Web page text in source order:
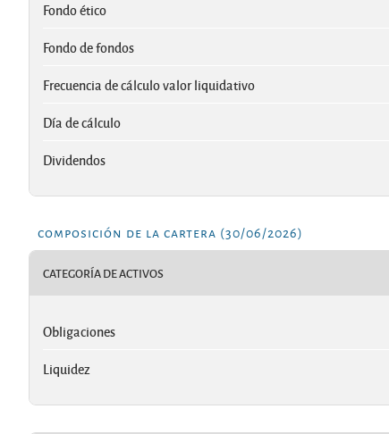
Fondo ético
Fondo de fondos
Frecuencia de cálculo valor liquidativo
Día de cálculo
Dividendos
composición de la cartera (30/06/2026)
CATEGORÍA DE ACTIVOS
Obligaciones
Liquidez